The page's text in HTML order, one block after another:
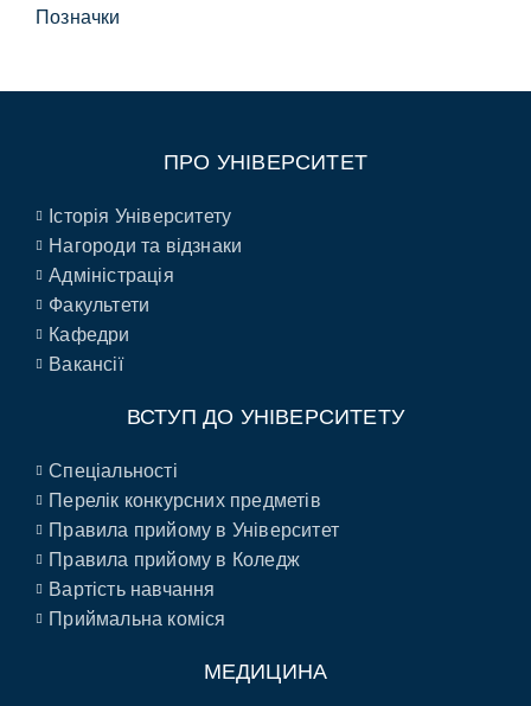
Позначки
ПРО УНІВЕРСИТЕТ
Історія Університету
Нагороди та відзнаки
Адміністрація
Факультети
Кафедри
Вакансії
ВСТУП ДО УНІВЕРСИТЕТУ
Спеціальності
Перелік конкурсних предметів
Правила прийому в Університет
Правила прийому в Коледж
Вартість навчання
Приймальна коміся
МЕДИЦИНА